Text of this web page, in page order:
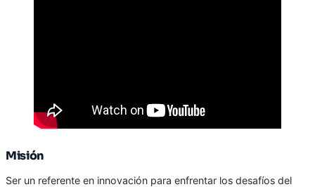
Misión
Ser un referente en innovación para enfrentar los desafíos del